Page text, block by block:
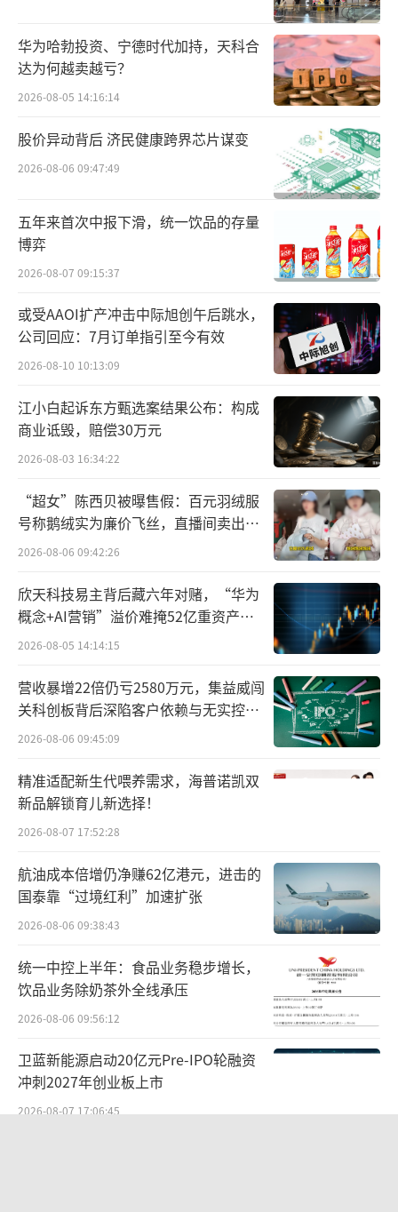
近年来，恒瑞医药的研发费用保持两位数
增长，今年前三季度，该公司研发费用高达45.
49亿元，同比增长22%。而在创新研发的加持
下，其成果也不断涌现：目前有90个自主创新
产品正在临床研发，300余项临床试验在国内外
在业内看来，恒瑞医药赴港上市将引发行
业内的广泛关注，可能带动其他相关医药股及
市场的反应，进而提升整体市场的投资情绪。
这对于整个医药行业发展具有积极的推动作
用。
“创新”“出海”双轮驱动
对于这次赴港IPO原因，恒瑞医药方面表
示，是为深入推动科技创新和国际化双轮驱动
战略，进一步助力公司国际化业务的发展。
在前不久的第九届医药创新与投资大会
上，恒瑞医药董事长孙飘扬曾表示，恒瑞医药
的国际化主要考虑两方面：一是外部环境，二
是立足自身。而“出海”，产品一定要有竞争
力，作为企业，整个临床研究水平、国际化商
业推广能力都面临巨大的挑战和考验。
孙飘扬提到，在出海方面，目前恒瑞医药
主要是借船出海：一是和国外大公司合作，授
权给他们，自己在国外干不了的事情交给别人
去干；二是和国外大资本合作，他们在投资方
面有经验。这两种形式对于企业来说能有效规
避风险，提升“出海”的效率。
近年来，恒瑞医药提出“创新”+“国际
华为哈勃投资、宁德时代加持，天科合
达为何越卖越亏？
2026-08-05 14:16:14
股价异动背后 济民健康跨界芯片谋变
2026-08-06 09:47:49
五年来首次中报下滑，统一饮品的存量
博弈
2026-08-07 09:15:37
或受AAOI扩产冲击中际旭创午后跳水，
公司回应：7月订单指引至今有效
2026-08-10 10:13:09
江小白起诉东方甄选案结果公布：构成
商业诋毁，赔偿30万元
2026-08-03 16:34:22
“超女”陈西贝被曝售假：百元羽绒服
号称鹅绒实为廉价飞丝，直播间卖出超
百万元
2026-08-06 09:42:26
欣天科技易主背后藏六年对赌，“华为
概念+AI营销”溢价难掩52亿重资产考
验
2026-08-05 14:14:15
营收暴增22倍仍亏2580万元，集益威闯
关科创板背后深陷客户依赖与无实控人
困局
2026-08-06 09:45:09
精准适配新生代喂养需求，海普诺凯双
新品解锁育儿新选择！
2026-08-07 17:52:28
航油成本倍增仍净赚62亿港元，进击的
国泰靠“过境红利”加速扩张
2026-08-06 09:38:43
统一中控上半年：食品业务稳步增长，
饮品业务除奶茶外全线承压
2026-08-06 09:56:12
卫蓝新能源启动20亿元Pre-IPO轮融资
冲刺2027年创业板上市
2026-08-07 17:06:45